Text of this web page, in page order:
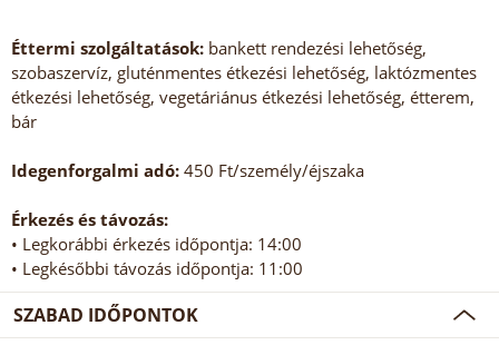
Éttermi szolgáltatások: bankett rendezési lehetőség,
szobaszervíz, gluténmentes étkezési lehetőség, laktózmentes
étkezési lehetőség, vegetáriánus étkezési lehetőség, étterem,
bár
Idegenforgalmi adó: 450 Ft/személy/éjszaka
Érkezés és távozás:
• Legkorábbi érkezés időpontja: 14:00
• Legkésőbbi távozás időpontja: 11:00
SZABAD IDŐPONTOK